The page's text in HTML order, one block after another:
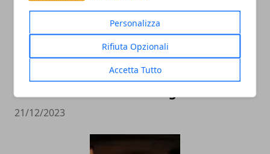
Personalizza
Rifiuta Opzionali
Accetta Tutto
Sestriere Film Festival, quando il
cinema incontra la montagna
21/12/2023